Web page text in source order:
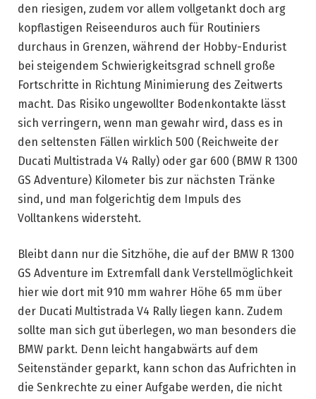
den riesigen, zudem vor allem vollgetankt doch arg
kopflastigen Reiseenduros auch für Routiniers
durchaus in Grenzen, während der Hobby-Endurist
bei steigendem Schwierigkeitsgrad schnell große
Fortschritte in Richtung Minimierung des Zeitwerts
macht. Das Risiko ungewollter Bodenkontakte lässt
sich verringern, wenn man gewahr wird, dass es in
den seltensten Fällen wirklich 500 (Reichweite der
Ducati Multistrada V4 Rally) oder gar 600 (BMW R 1300
GS Adventure) Kilometer bis zur nächsten Tränke
sind, und man folgerichtig dem Impuls des
Volltankens widersteht.
Bleibt dann nur die Sitzhöhe, die auf der BMW R 1300
GS Adventure im Extremfall dank Verstellmöglichkeit
hier wie dort mit 910 mm wahrer Höhe 65 mm über
der Ducati Multistrada V4 Rally liegen kann. Zudem
sollte man sich gut überlegen, wo man besonders die
BMW parkt. Denn leicht hangabwärts auf dem
Seitenständer geparkt, kann schon das Aufrichten in
die Senkrechte zu einer Aufgabe werden, die nicht